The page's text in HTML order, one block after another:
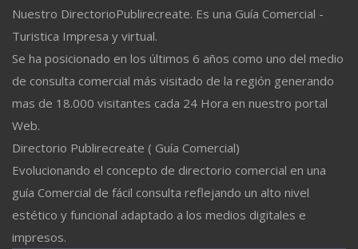
Nuestro DirectorioPublirecreate. Es una Guía Comercial -
Turistica Impresa y virtual.
Se ha posicionado en los últimos 6 años como uno del medio
de consulta comercial más visitado de la región generando
mas de 18.000 visitantes cada 24 Hora en nuestro portal
Web.
Directorio Publirecreate ( Guía Comercial)
Evolucionando el concepto de directorio comercial en una
guía Comercial de fácil consulta reflejando un alto nivel
estético y funcional adaptado a los medios digitales e
impresos.